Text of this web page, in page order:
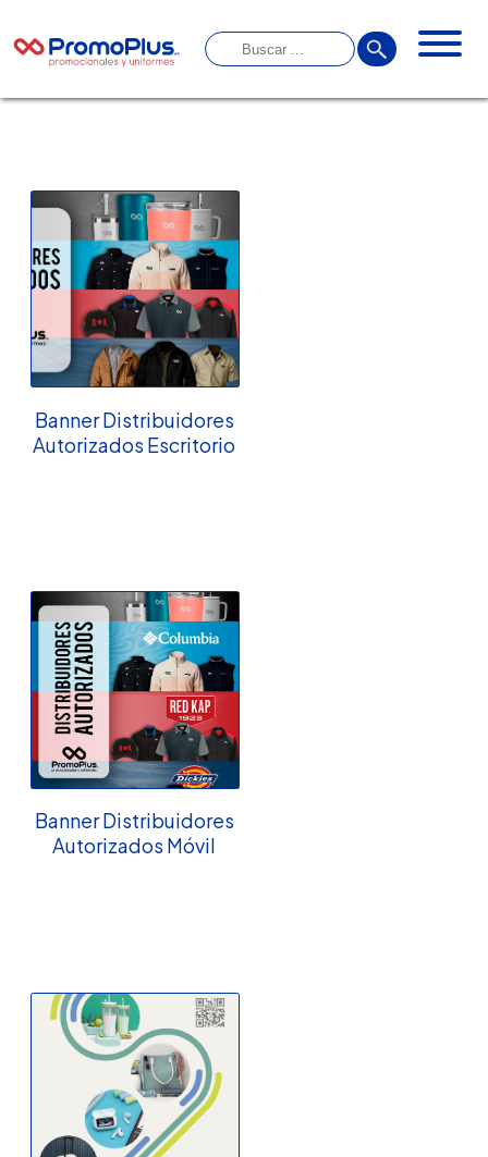
Banner Distribuidores
Autorizados Escritorio
Banner Distribuidores
Autorizados Móvil